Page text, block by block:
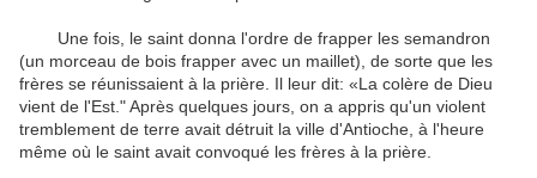
Une fois, le saint donna l'ordre de frapper les semandron
(un morceau de bois frapper avec un maillet), de sorte que les
frères se réunissaient à la prière. Il leur dit: «La colère de Dieu
vient de l'Est." Après quelques jours, on a appris qu'un violent
tremblement de terre avait détruit la ville d'Antioche, à l'heure
même où le saint avait convoqué les frères à la prière.